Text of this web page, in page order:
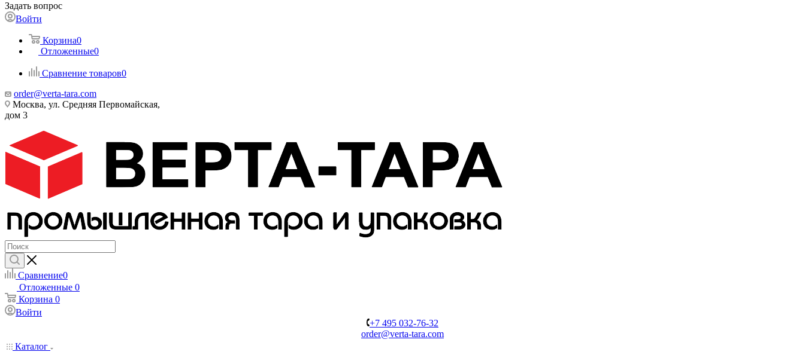
Задать вопрос
Войти
Корзина0
Отложенные0
Сравнение товаров0
order@verta-tara.com
Москва, ул. Средняя Первомайская,
дом 3
Сравнение0
Отложенные 0
Корзина 0
Войти
+7 495 032-76-32
order@verta-tara.com
Каталог